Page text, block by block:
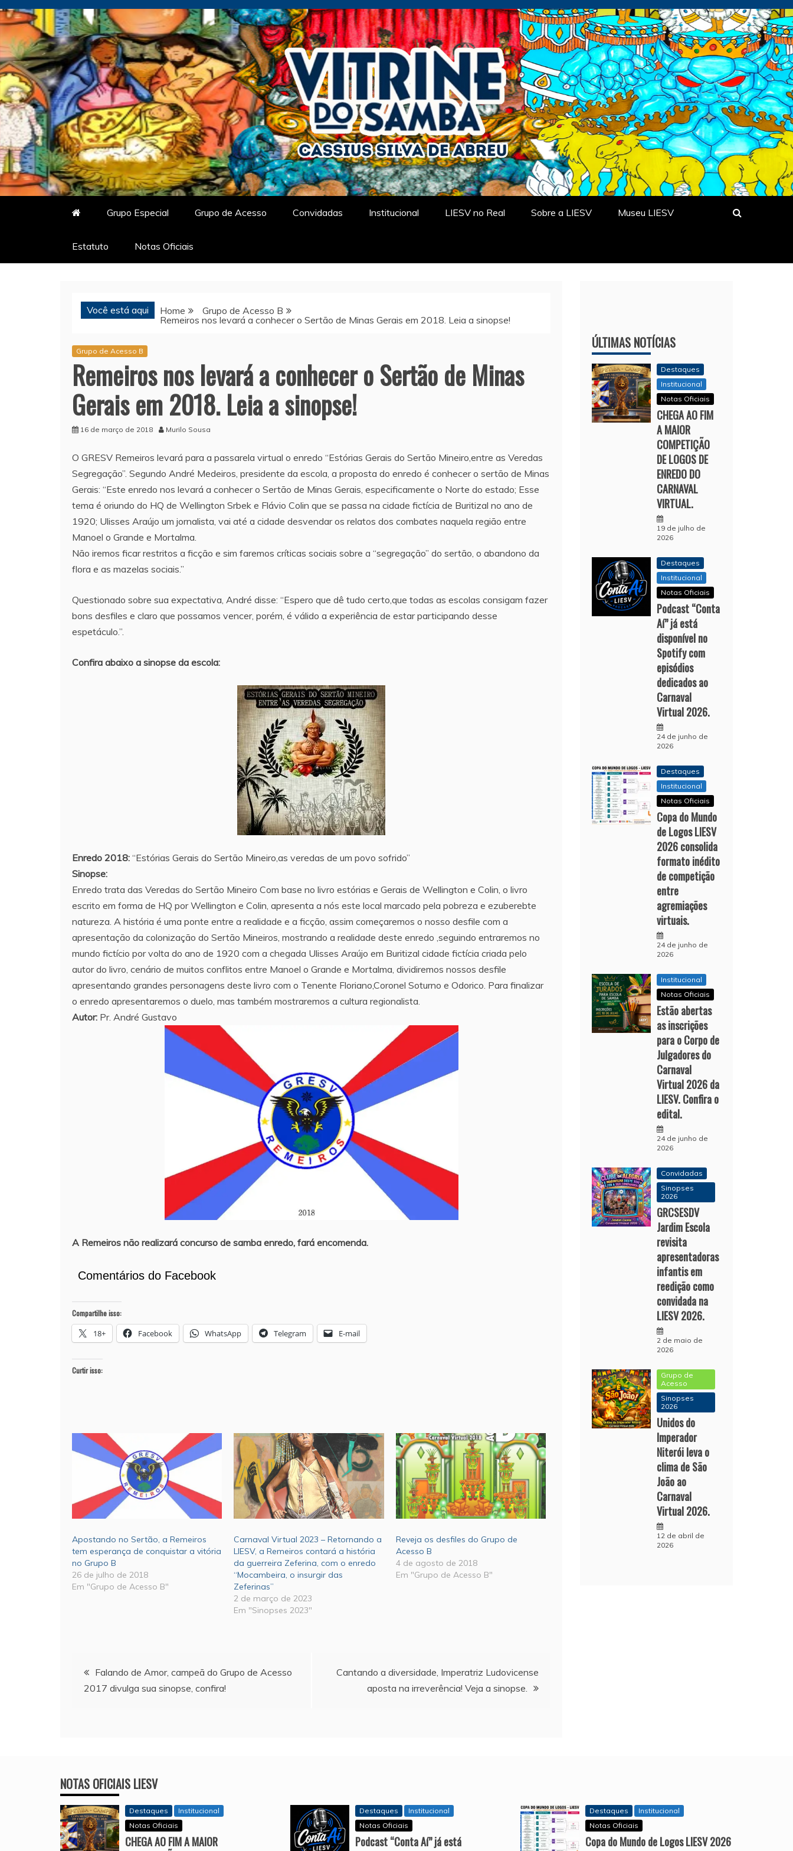
Skip
to
content
Vitrine do Samba
O Portal de Notícias do Carnaval Virtual
Grupo Especial Grupo de Acesso Convidadas Institucional LIESV no Real Sobre a LIESV Museu LIESV
Estatuto Notas Oficiais
Você está aqui Home
Grupo de Acesso B
Remeiros nos levará a conhecer o Sertão de Minas Gerais em 2018. Leia a sinopse!
Grupo de Acesso B
Remeiros nos levará a conhecer o Sertão de Minas
Gerais em 2018. Leia a sinopse!
16 de março de 2018 Murilo Sousa
O GRESV Remeiros levará para a passarela virtual o enredo “Estórias Gerais do Sertão Mineiro,entre as Veredas
Segregação”. Segundo André Medeiros, presidente da escola, a proposta do enredo é conhecer o sertão de Minas
Gerais: “Este enredo nos levará a conhecer o Sertão de Minas Gerais, especificamente o Norte do estado; Esse
tema é oriundo do HQ de Wellington Srbek e Flávio Colin que se passa na cidade fictícia de Buritizal no ano de
1920; Ulisses Araújo um jornalista, vai até a cidade desvendar os relatos dos combates naquela região entre
Manoel o Grande e Mortalma.
Não iremos ficar restritos a ficção e sim faremos críticas sociais sobre a “segregação” do sertão, o abandono da
flora e as mazelas sociais.”
Questionado sobre sua expectativa, André disse: “Espero que dê tudo certo,que todas as escolas consigam fazer
bons desfiles e claro que possamos vencer, porém, é válido a experiência de estar participando desse
espetáculo.”.
Confira abaixo a sinopse da escola:
Enredo 2018: “Estórias Gerais do Sertão Mineiro,as veredas de um povo sofrido”
Sinopse:
Enredo trata das Veredas do Sertão Mineiro Com base no livro estórias e Gerais de Wellington e Colin, o livro
escrito em forma de HQ por Wellington e Colin, apresenta a nós este local marcado pela pobreza e ezuberebte
natureza. A história é uma ponte entre a realidade e a ficção, assim começaremos o nosso desfile com a
apresentação da colonização do Sertão Mineiros, mostrando a realidade deste enredo ,seguindo entraremos no
mundo fictício por volta do ano de 1920 com a chegada Ulisses Araújo em Buritizal cidade fictícia criada pelo
autor do livro, cenário de muitos conflitos entre Manoel o Grande e Mortalma, dividiremos nossos desfile
apresentando grandes personagens deste livro com o Tenente Floriano,Coronel Soturno e Odorico. Para finalizar
o enredo apresentaremos o duelo, mas também mostraremos a cultura regionalista.
Autor: Pr. André Gustavo
A Remeiros não realizará concurso de samba enredo, fará encomenda.
Comentários do Facebook
Compartilhe isso:
18+ Facebook WhatsApp Telegram E-mail
Curtir isso:
Apostando no Sertão, a Remeiros
tem esperança de conquistar a vitória
no Grupo B
26 de julho de 2018
Em "Grupo de Acesso B"
Carnaval Virtual 2023 – Retornando a
LIESV, a Remeiros contará a história
da guerreira Zeferina, com o enredo
“Mocambeira, o insurgir das
Zeferinas”
2 de março de 2023
Em "Sinopses 2023"
Reveja os desfiles do Grupo de
Acesso B
4 de agosto de 2018
Em "Grupo de Acesso B"
Navegação
de
Falando de Amor, campeã do Grupo de Acesso
2017 divulga sua sinopse, confira!
Cantando a diversidade, Imperatriz Ludovicense
aposta na irreverência! Veja a sinopse.
ÚLTIMAS NOTÍCIAS
Destaques
Institucional
Notas Oficiais
CHEGA AO FIM
A MAIOR
COMPETIÇÃO
DE LOGOS DE
ENREDO DO
CARNAVAL
VIRTUAL.
19 de julho de
2026
Destaques
Institucional
Notas Oficiais
Podcast “Conta
Aí” já está
disponível no
Spotify com
episódios
dedicados ao
Carnaval
Virtual 2026.
24 de junho de
2026
Destaques
Institucional
Notas Oficiais
Copa do Mundo
de Logos LIESV
2026 consolida
formato inédito
de competição
entre
agremiações
virtuais.
24 de junho de
2026
Institucional
Notas Oficiais
Estão abertas
as inscrições
para o Corpo de
Julgadores do
Carnaval
Virtual 2026 da
LIESV. Confira o
edital.
24 de junho de
2026
Convidadas
Sinopses
2026
GRCSESDV
Jardim Escola
revisita
apresentadoras
infantis em
reedição como
convidada na
LIESV 2026.
2 de maio de
2026
Grupo de
Acesso
Sinopses
2026
Unidos do
Imperador
Niterói leva o
clima de São
João ao
Carnaval
Virtual 2026.
12 de abril de
2026
NOTAS OFICIAIS LIESV
Destaques
Institucional
Notas Oficiais
CHEGA AO FIM A MAIOR
Destaques
Institucional
Notas Oficiais
Podcast “Conta Aí” já está
Destaques
Institucional
Notas Oficiais
Copa do Mundo de Logos LIESV 2026